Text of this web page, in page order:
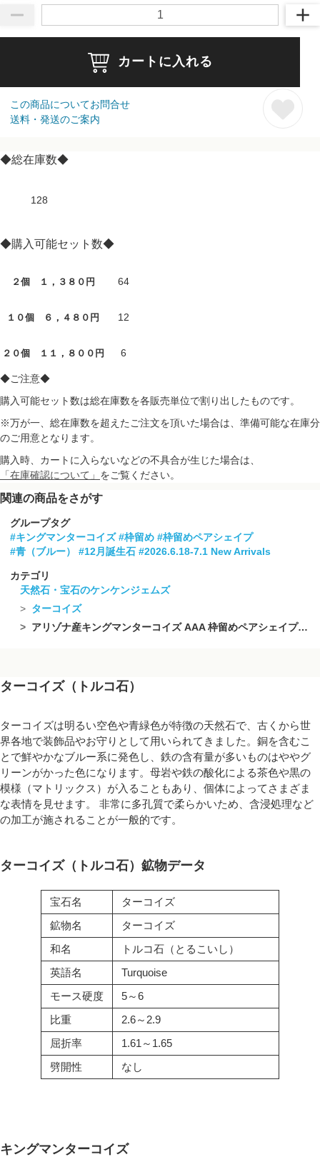
カートに入れる
この商品についてお問合せ
送料・発送のご案内
◆総在庫数◆
128
◆購入可能セット数◆
２個 １，３８０円 64
１０個 ６，４８０円 12
２０個 １１，８００円 6
◆ご注意◆
購入可能セット数は総在庫数を各販売単位で割り出したものです。
※万が一、総在庫数を超えたご注文を頂いた場合は、準備可能な在庫分
のご用意となります。
購入時、カートに入らないなどの不具合が生じた場合は、
「在庫確認について」 をご覧ください。
関連の商品をさがす
グループタグ
#キングマンターコイズ #枠留め #枠留めペアシェイプ
#青（ブルー）
#12月誕生石 #2026.6.18-7.1 New Arrivals
カテゴリ
天然石・宝石のケンケンジェムズ
ターコイズ
アリゾナ産キングマンターコイズ AAA 枠留めペアシェイプ7×5mm 18KGP 2個
ターコイズ（トルコ石）
ターコイズは明るい空色や青緑色が特徴の天然石で、古くから世
界各地で装飾品やお守りとして用いられてきました。銅を含むこ
とで鮮やかなブルー系に発色し、鉄の含有量が多いものはややグ
リーンがかった色になります。母岩や鉄の酸化による茶色や黒の
模様（マトリックス）が入ることもあり、個体によってさまざま
な表情を見せます。 非常に多孔質で柔らかいため、含浸処理など
の加工が施されることが一般的です。
ターコイズ（トルコ石）鉱物データ
宝石名
ターコイズ
鉱物名
ターコイズ
和名
トルコ石（とるこいし）
英語名
Turquoise
モース硬度
5～6
比重
2.6～2.9
屈折率
1.61～1.65
劈開性
なし
キングマンターコイズ